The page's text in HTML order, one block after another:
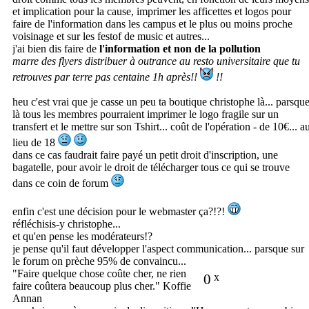
et implication pour la cause, imprimer les afficettes et logos pour
faire de l'information dans les campus et le plus ou moins proche
voisinage et sur les festof de music et autres...
j'ai bien dis faire de l'information et non de la pollution
marre des flyers distribuer à outrance au resto universitaire que tu
retrouves par terre pas centaine 1h après!!
!!
heu c'est vrai que je casse un peu ta boutique christophe là... parsque
là tous les membres pourraient imprimer le logo fragile sur un
transfert et le mettre sur son Tshirt... coût de l'opération - de 10€...
lieu de 18
dans ce cas faudrait faire payé un petit droit d'inscription, une
bagatelle, pour avoir le droit de télécharger tous ce qui se trouve
dans ce coin de forum
enfin c'est une décision pour le webmaster ça?!?!
réfléchisis-y christophe...
et qu'en pense les modérateurs!?
je pense qu'il faut développer l'aspect communication... parsque sur
le forum on prèche 95% de convaincu...
0 x
"Faire quelque chose coûte cher, ne rien
faire coûtera beaucoup plus cher." Koffie
Annan